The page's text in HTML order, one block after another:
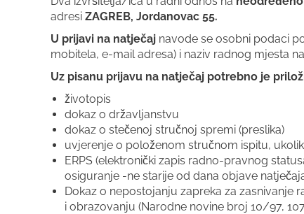
adresi ZAGREB, Jordanovac 55.
U prijavi na natječaj navode se osobni podaci
mobitela, e-mail adresa) i naziv radnog mjesta
Uz pisanu prijavu na natječaj potrebno je
životopis
dokaz o državljanstvu
dokaz o stečenoj stručnoj spremi (preslika)
uvjerenje o položenom stručnom ispitu,
ERPS (elektronički zapis radno-pravnog
osiguranje -ne starije od dana objave
Dokaz o nepostojanju zapreka za zasnivanje
i obrazovanju (Narodne novine broj 10/97,